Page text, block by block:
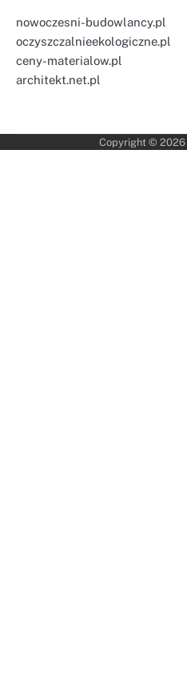
nowoczesni-budowlancy.pl
oczyszczalnieekologiczne.pl
ceny-materialow.pl
architekt.net.pl
Copyright © 2026